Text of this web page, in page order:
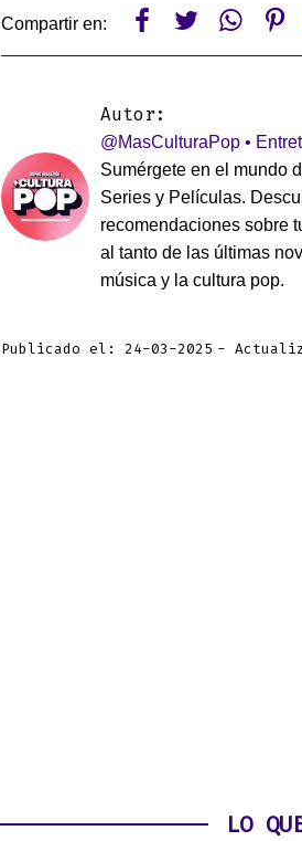
Compartir en:    
Autor:
@MasCulturaPop •
Sumérgete en el mundo
Series y Películas.
recomendaciones sobre
al tanto de las últimas
música y la cultura pop.
Publicado el: 24-03-2025
LO